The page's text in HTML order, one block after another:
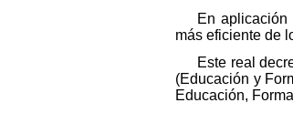
En
más eficiente de
Este real
(Educación y
Educación,